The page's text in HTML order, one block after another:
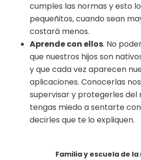
cumples las normas y esto
pequeñitos, cuando sean
costará menos.
Aprende con ellos. No
que nuestros hijos son
y que cada vez aparecen
aplicaciones. Conocerlas
supervisar y protegerles del
tengas miedo a sentarte
decirles que te lo expliquen.
Familia y escuela de la